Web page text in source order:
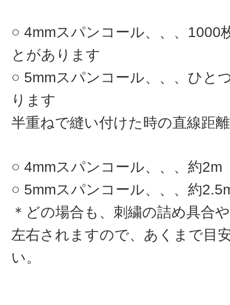
4mmスパンコール、、、1000
とがあります
5mmスパンコール、、、ひと
ります
半重ねで縫い付けた時の直線距離
4mmスパンコール、、、約2m
5mmスパンコール、、、約
＊どの場合も、刺繍の詰め具合
左右されますので、あくまで目
い。